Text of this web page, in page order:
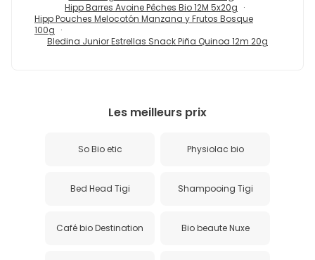
Hipp Barres Avoine Pêches Bio 12M 5x20g
Hipp Pouches Melocotón Manzana y Frutos Bosque
100g
Bledina Junior Estrellas Snack Piña Quinoa 12m 20g
Les meilleurs prix
So Bio etic Physiolac bio
Bed Head Tigi Shampooing Tigi
Café bio Destination Bio beaute Nuxe